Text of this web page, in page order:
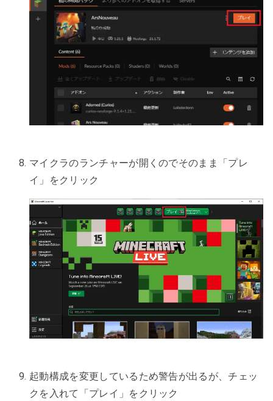
マイクラのランチャーが開くのでそのまま「プレ
イ」をクリック
起動構成を変更しているため警告が出るが、チェッ
クを入れて「プレイ」をクリック